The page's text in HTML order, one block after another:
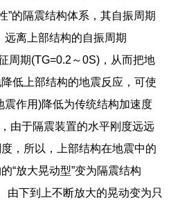
”的隔震结构体系，其自振周期
离上部结构的自振周期
周期(TG=0.2～0S)，从而把地
低上部结构的地震反应，可使
震作用)降低为传统结构加速度
由于隔震装置的水平刚度远远
，所以，上部结构在地震中的
“放大晃动型”变为隔震结构
由下到上不断放大的晃动变为只